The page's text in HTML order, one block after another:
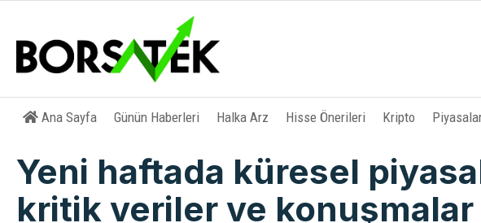
Ana Sayfa Günün Haberleri Halka Arz Hisse Önerileri Kripto
Yeni haftada küresel
kritik veriler ve konuşmalar